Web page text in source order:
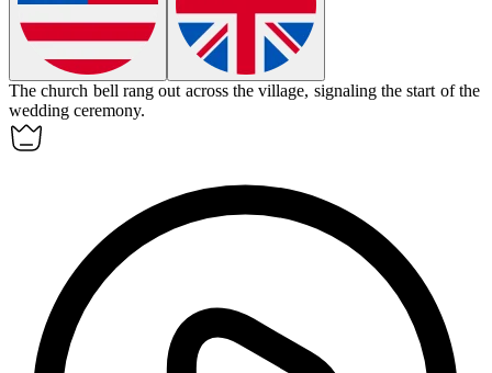
The church bell rang out across the village, signaling the start of the
wedding ceremony.